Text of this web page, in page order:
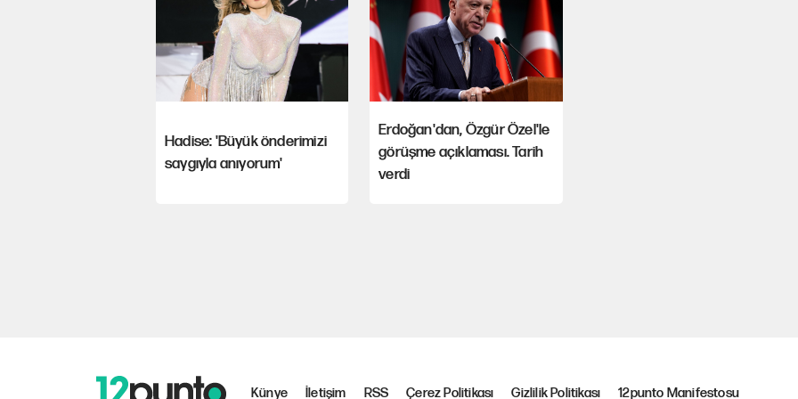
Hadise: 'Büyük önderimizi
saygıyla anıyorum'
Erdoğan'dan, Özgür Özel'le
görüşme açıklaması. Tarih
verdi
Künye İletişim RSS Çerez Politikası Gizlilik Politikası 12punto Manifestosu